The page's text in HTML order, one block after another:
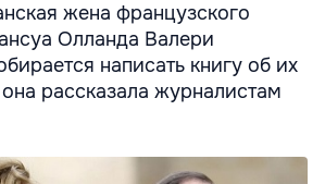
жена французского
Олланда Валери
написать книгу об их
рассказала журналистам